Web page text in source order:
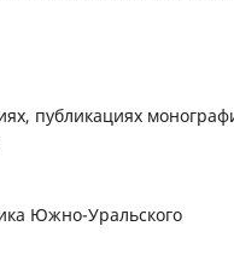
публикациях
Южно-Уральского